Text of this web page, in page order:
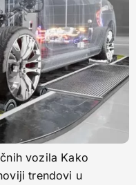
vozila Kako
trendovi u